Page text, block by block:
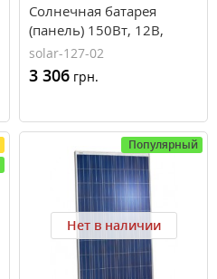
Солнечная батарея
(панель) 150Вт, 12В,
поликристаллическая,
PLM-150P-36, Perlight
Solar
solar-127-02
3 306 грн.
Популярный
Нет в наличии